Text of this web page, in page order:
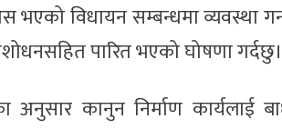
विधायन सम्बन्धमा व्यवस्था
पारित भएको घोषणा
कानुन निर्माण कार्यलाई